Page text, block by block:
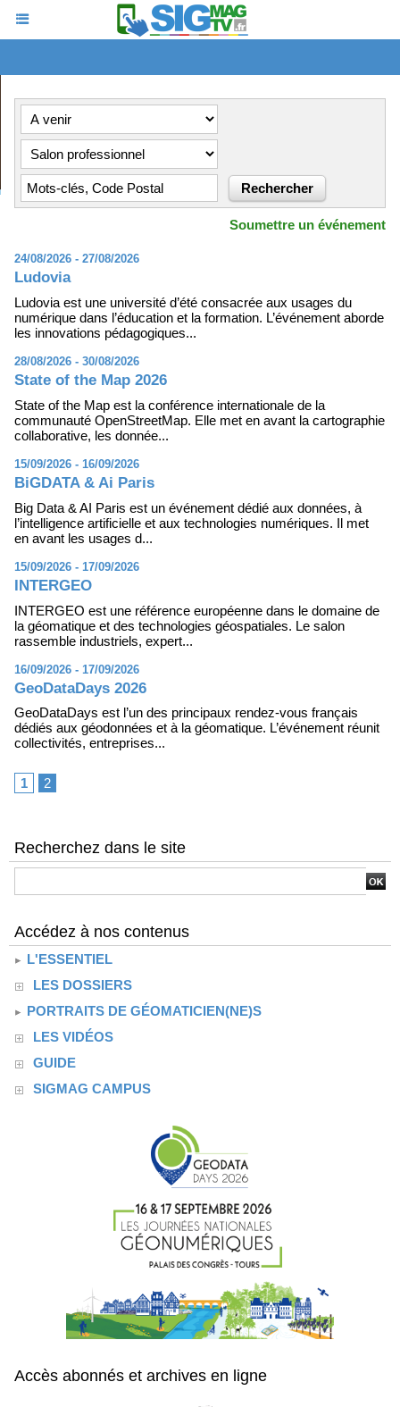
Soumettre un événement
24/08/2026 - 27/08/2026
Ludovia
Ludovia est une université d’été consacrée aux usages du
numérique dans l’éducation et la formation. L’événement aborde
les innovations pédagogiques...
28/08/2026 - 30/08/2026
State of the Map 2026
State of the Map est la conférence internationale de la
communauté OpenStreetMap. Elle met en avant la cartographie
collaborative, les donnée...
15/09/2026 - 16/09/2026
BiGDATA & Ai Paris
Big Data & AI Paris est un événement dédié aux données, à
l’intelligence artificielle et aux technologies numériques. Il met
en avant les usages d...
15/09/2026 - 17/09/2026
INTERGEO
INTERGEO est une référence européenne dans le domaine de
la géomatique et des technologies géospatiales. Le salon
rassemble industriels, expert...
16/09/2026 - 17/09/2026
GeoDataDays 2026
GeoDataDays est l’un des principaux rendez-vous français
dédiés aux géodonnées et à la géomatique. L’événement réunit
collectivités, entreprises...
1 2
Recherchez dans le site
Accédez à nos contenus
L'ESSENTIEL
LES DOSSIERS
PORTRAITS DE GÉOMATICIEN(NE)S
LES VIDÉOS
GUIDE
SIGMAG CAMPUS
Accès abonnés et archives en ligne